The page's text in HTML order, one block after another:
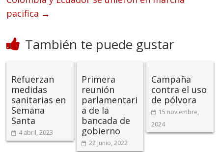
pacifica →
También te puede gustar
Refuerzan
medidas
sanitarias en
Semana
Santa
4 abril, 2023
Primera
reunión
parlamentari
a de la
bancada de
gobierno
22 junio, 2022
Campaña
contra el uso
de pólvora
15 noviembre,
2024